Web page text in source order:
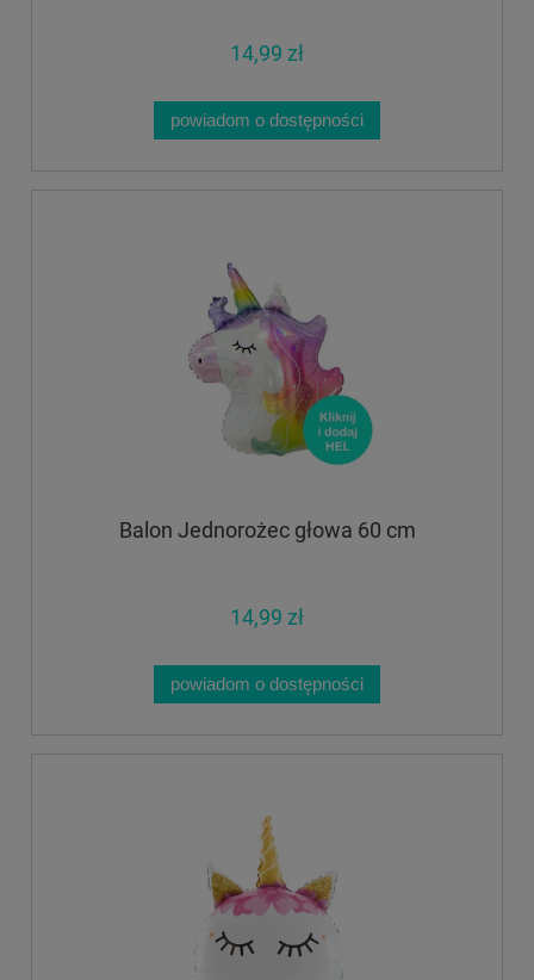
14,99 zł
powiadom o dostępności
Balon Jednorożec głowa 60 cm
14,99 zł
powiadom o dostępności